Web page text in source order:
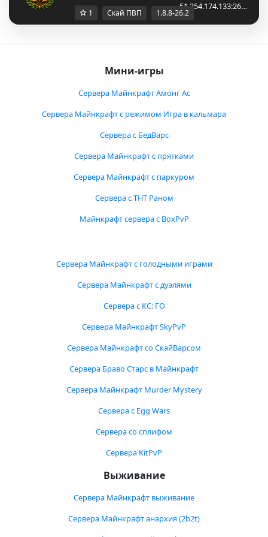
51.254.174.133:26…
1 Скай ПВП 1.8.8-26.2
Мини-игры
Сервера Майнкрафт Амонг Ас
Сервера Майнкрафт с режимом Игра в кальмара
Сервера с БедВарс
Сервера Майнкрафт с прятками
Сервера Майнкрафт с паркуром
Сервера с ТНТ Раном
Майнкрафт сервера с BoxPvP
Сервера Майнкрафт с голодными играми
Сервера Майнкрафт с дуэлями
Сервера с КС: ГО
Сервера Майнкрафт SkyPvP
Сервера Майнкрафт со СкайВарсом
Сервера Браво Старс в Майнкрафт
Сервера Майнкрафт Murder Mystery
Сервера с Egg Wars
Сервера со сплифом
Сервера KitPvP
Выживание
Сервера Майнкрафт выживание
Сервера Майнкрафт анархия (2b2t)